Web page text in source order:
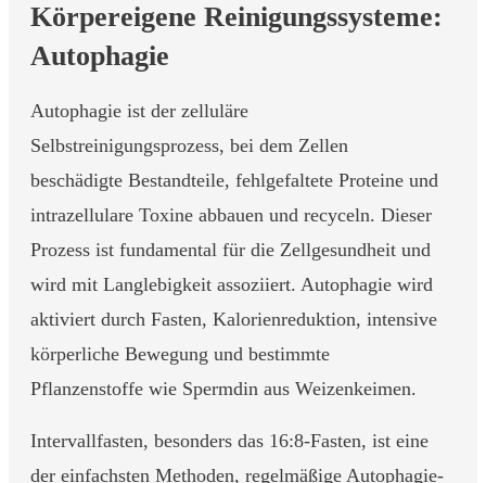
Körpereigene Reinigungssysteme:
Autophagie
Autophagie ist der zelluläre
Selbstreinigungsprozess, bei dem Zellen
beschädigte Bestandteile, fehlgefaltete Proteine und
intrazellulare Toxine abbauen und recyceln. Dieser
Prozess ist fundamental für die Zellgesundheit und
wird mit Langlebigkeit assoziiert. Autophagie wird
aktiviert durch Fasten, Kalorienreduktion, intensive
körperliche Bewegung und bestimmte
Pflanzenstoffe wie Spermdin aus Weizenkeimen.
Intervallfasten, besonders das 16:8-Fasten, ist eine
der einfachsten Methoden, regelmäßige Autophagie-